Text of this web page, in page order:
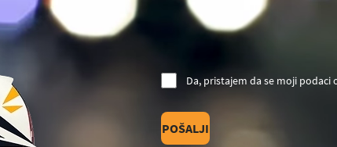
Da, pristajem da se moji
POŠALJI